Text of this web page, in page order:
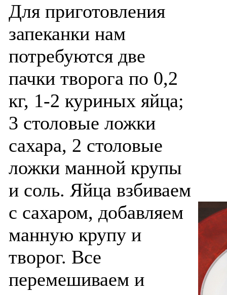
Для приготовления
запеканки нам
потребуются две
пачки творога по 0,2
кг, 1-2 куриных яйца;
3 столовые ложки
сахара, 2 столовые
ложки манной крупы
и соль. Яйца взбиваем
с сахаром, добавляем
манную крупу и
творог. Все
перемешиваем и